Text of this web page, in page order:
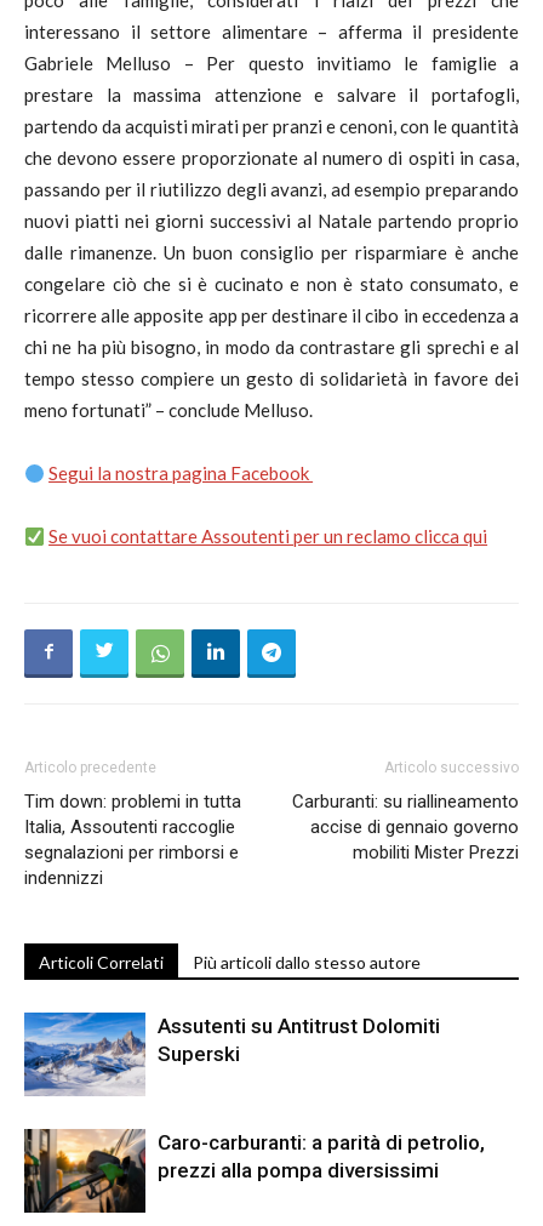
interessano il settore alimentare – afferma il presidente
Gabriele Melluso – Per questo invitiamo le famiglie a
prestare la massima attenzione e salvare il portafogli,
partendo da acquisti mirati per pranzi e cenoni, con le quantità
che devono essere proporzionate al numero di ospiti in casa,
passando per il riutilizzo degli avanzi, ad esempio preparando
nuovi piatti nei giorni successivi al Natale partendo proprio
dalle rimanenze. Un buon consiglio per risparmiare è anche
congelare ciò che si è cucinato e non è stato consumato, e
ricorrere alle apposite app per destinare il cibo in eccedenza a
chi ne ha più bisogno, in modo da contrastare gli sprechi e al
tempo stesso compiere un gesto di solidarietà in favore dei
meno fortunati” – conclude Melluso.
Segui la nostra pagina Facebook
Se vuoi contattare Assoutenti per un reclamo clicca qui
Articolo precedente
Tim down: problemi in tutta
Italia, Assoutenti raccoglie
segnalazioni per rimborsi e
indennizzi
Articolo successivo
Carburanti: su riallineamento
accise di gennaio governo
mobiliti Mister Prezzi
Articoli Correlati Più articoli dallo stesso autore
Assutenti su Antitrust Dolomiti
Superski
Caro-carburanti: a parità di petrolio,
prezzi alla pompa diversissimi